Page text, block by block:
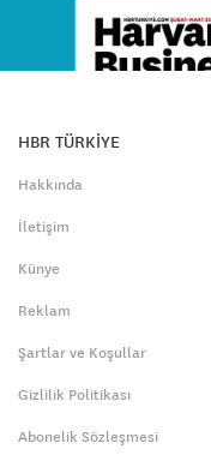
HBR TÜRKİYE
Hakkında
İletişim
Künye
Reklam
Şartlar ve Koşullar
Gizlilik Politikası
Abonelik Sözleşmesi